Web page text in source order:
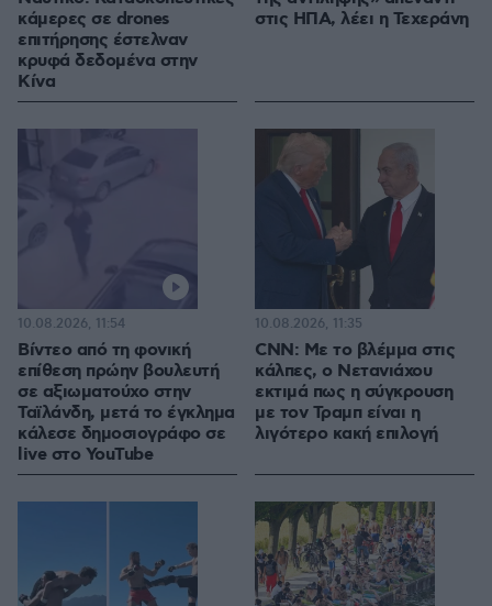
κάμερες σε drones
επιτήρησης έστελναν
κρυφά δεδομένα στην
Κίνα
στις ΗΠΑ, λέει η Τεχεράνη
Βίντεο από τη φονική
επίθεση πρώην βουλευτή
σε αξιωματούχο στην
Ταϊλάνδη, μετά το έγκλημα
κάλεσε δημοσιογράφο σε
live στο YouTube
10.08.2026, 11:54
CNN: Με το βλέμμα στις
κάλπες, ο Νετανιάχου
εκτιμά πως η σύγκρουση
με τον Τραμπ είναι η
λιγότερο κακή επιλογή
10.08.2026, 11:35